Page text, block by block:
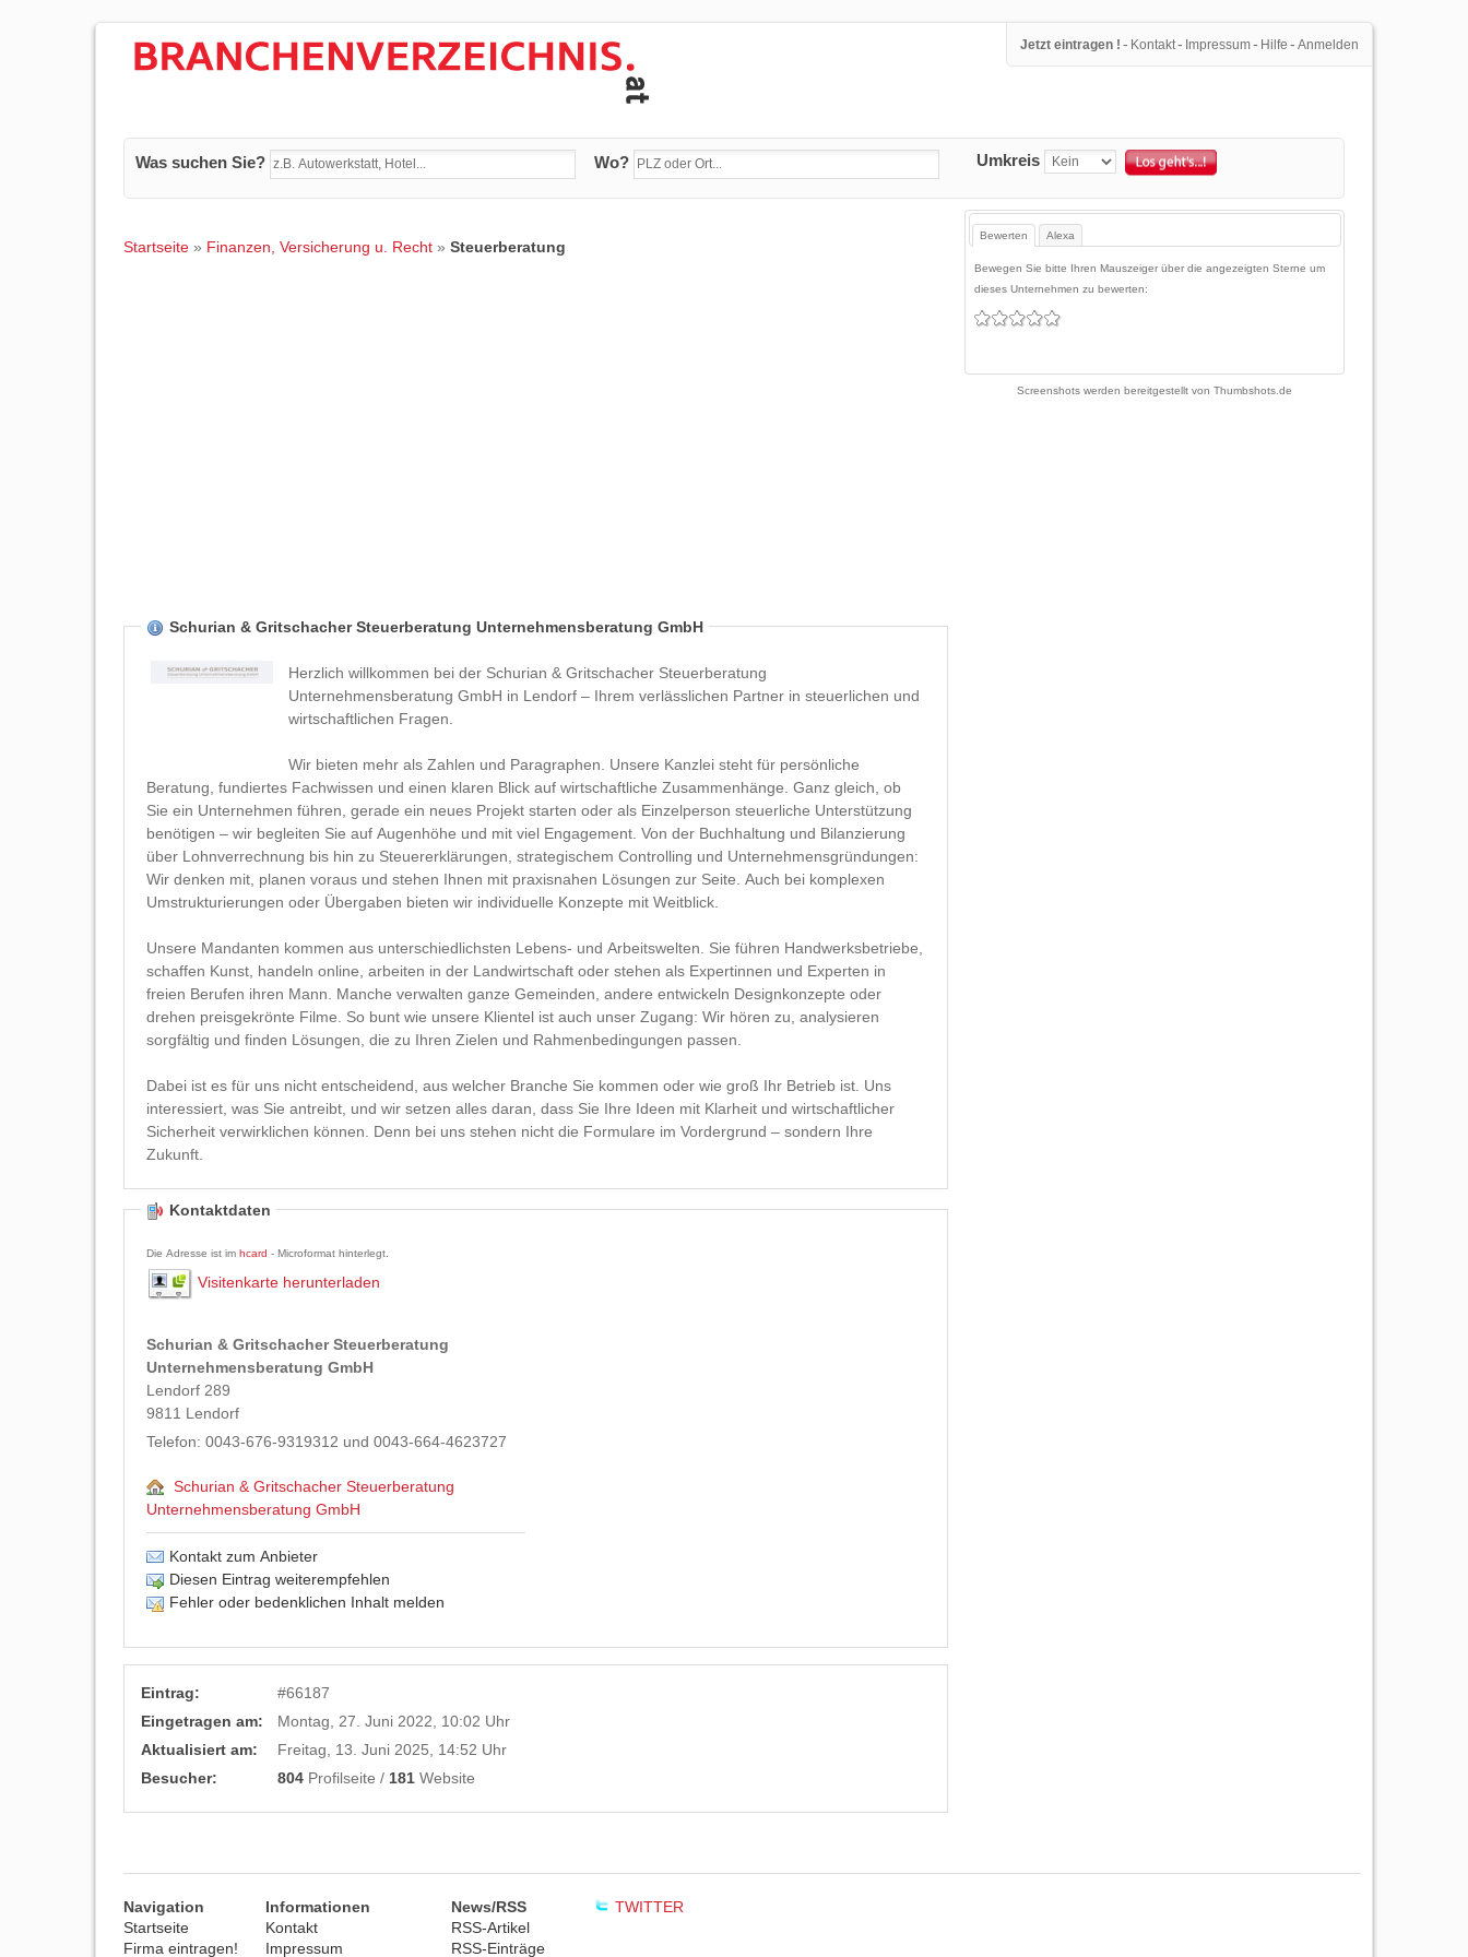
Jetzt eintragen ! - Kontakt- Impressum- Hilfe - Anmelden
Was suchen Sie? Wo? Umkreis
Startseite » Finanzen, Versicherung u. Recht » Steuerberatung
Schurian & Gritschacher Steuerberatung Unternehmensberatung GmbH
Herzlich willkommen bei der Schurian & Gritschacher Steuerberatung
Unternehmensberatung GmbH in Lendorf – Ihrem verlässlichen Partner in steuerlichen und
wirtschaftlichen Fragen.
Wir bieten mehr als Zahlen und Paragraphen. Unsere Kanzlei steht für persönliche
Beratung, fundiertes Fachwissen und einen klaren Blick auf wirtschaftliche Zusammenhänge. Ganz gleich, ob
Sie ein Unternehmen führen, gerade ein neues Projekt starten oder als Einzelperson steuerliche Unterstützung
benötigen – wir begleiten Sie auf Augenhöhe und mit viel Engagement. Von der Buchhaltung und Bilanzierung
über Lohnverrechnung bis hin zu Steuererklärungen, strategischem Controlling und Unternehmensgründungen:
Wir denken mit, planen voraus und stehen Ihnen mit praxisnahen Lösungen zur Seite. Auch bei komplexen
Umstrukturierungen oder Übergaben bieten wir individuelle Konzepte mit Weitblick.
Unsere Mandanten kommen aus unterschiedlichsten Lebens- und Arbeitswelten. Sie führen Handwerksbetriebe,
schaffen Kunst, handeln online, arbeiten in der Landwirtschaft oder stehen als Expertinnen und Experten in
freien Berufen ihren Mann. Manche verwalten ganze Gemeinden, andere entwickeln Designkonzepte oder
drehen preisgekrönte Filme. So bunt wie unsere Klientel ist auch unser Zugang: Wir hören zu, analysieren
sorgfältig und finden Lösungen, die zu Ihren Zielen und Rahmenbedingungen passen.
Dabei ist es für uns nicht entscheidend, aus welcher Branche Sie kommen oder wie groß Ihr Betrieb ist. Uns
interessiert, was Sie antreibt, und wir setzen alles daran, dass Sie Ihre Ideen mit Klarheit und wirtschaftlicher
Sicherheit verwirklichen können. Denn bei uns stehen nicht die Formulare im Vordergrund – sondern Ihre
Zukunft.
Kontaktdaten
Die Adresse ist im hcard - Microformat hinterlegt.
Visitenkarte herunterladen
Schurian & Gritschacher Steuerberatung
Unternehmensberatung GmbH
Lendorf 289
9811 Lendorf
Telefon: 0043-676-9319312 und 0043-664-4623727
Schurian & Gritschacher Steuerberatung
Unternehmensberatung GmbH
Kontakt zum Anbieter
Diesen Eintrag weiterempfehlen
Fehler oder bedenklichen Inhalt melden
Eintrag: #66187
Eingetragen am:
Montag, 27. Juni 2022, 10:02 Uhr
Aktualisiert am:
Freitag, 13. Juni 2025, 14:52 Uhr
Besucher:
804 Profilseite / 181 Website
Bewerten Alexa
Bewegen Sie bitte Ihren Mauszeiger über die angezeigten Sterne um
dieses Unternehmen zu bewerten:
Screenshots werden bereitgestellt vonThumbshots.de
Navigation
Startseite
Firma eintragen!
Informationen
Kontakt
Impressum
News/RSS
RSS-Artikel
RSS-Einträge
TWITTER